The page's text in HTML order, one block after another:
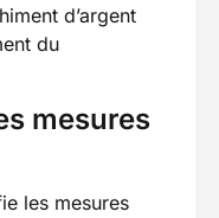
d’argent
du
mesures
les mesures